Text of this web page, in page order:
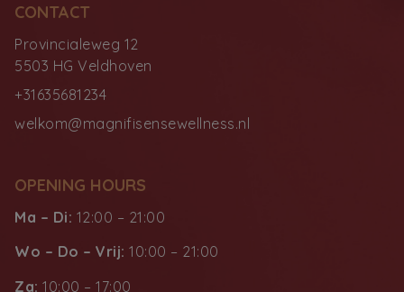
CONTACT
Provincialeweg 12
5503 HG Veldhoven
+31635681234
welkom@magnifisensewellness.nl
OPENING HOURS
Ma – Di: 12:00 – 21:00
Wo – Do – Vrij: 10:00 – 21:00
Za: 10:00 – 17:00